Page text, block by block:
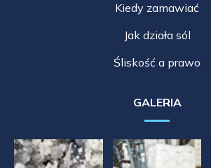
Kiedy zamawiać
Jak działa sól
Śliskość a prawo
GALERIA